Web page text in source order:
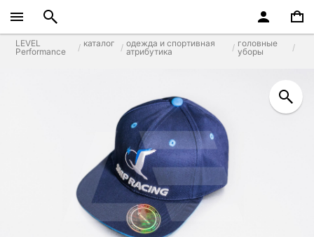
LEVEL
Performance
каталог
одежда и спортивная
атрибутика
головные
уборы